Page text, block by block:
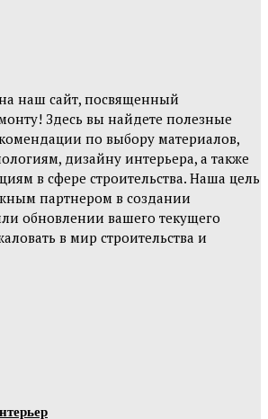
наш сайт, посвященный
Здесь вы найдете полезные
по выбору материалов,
дизайну интерьера, а также
в сфере строительства. Наша цель
партнером в создании
обновлении вашего текущего
в мир строительства и